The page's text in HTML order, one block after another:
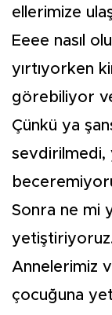
ellerimize
Eeee nasıl
yırtıyorken
görebiliyor
Çünkü ya
sevdirilmedi,
Sonra ne mi
Annelerimiz
çocuğuna